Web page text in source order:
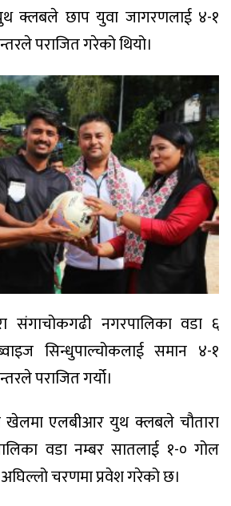
क्लबले छाप युवा जागरणलाई ४-१
पराजित गरेको थियो।
संगाचोकगढी नगरपालिका वडा ६
सिन्धुपाल्चोकलाई समान ४-१
पराजित गर्यो।
खेलमा एलबीआर युथ क्लबले चौतारा
वडा नम्बर सातलाई १-० गोल
चरणमा प्रवेश गरेको छ।